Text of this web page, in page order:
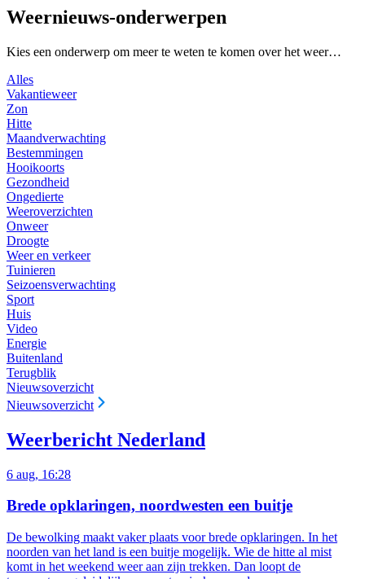
Weernieuws-onderwerpen
Kies een onderwerp om meer te weten te komen over het weer…
Alles
Vakantieweer
Zon
Hitte
Maandverwachting
Bestemmingen
Hooikoorts
Gezondheid
Ongedierte
Weeroverzichten
Onweer
Droogte
Weer en verkeer
Tuinieren
Seizoensverwachting
Sport
Huis
Video
Energie
Buitenland
Terugblik
Nieuwsoverzicht
Nieuwsoverzicht
Weerbericht Nederland
6 aug, 16:28
Brede opklaringen, noordwesten een buitje
De bewolking maakt vaker plaats voor brede opklaringen. In het
noorden van het land is een buitje mogelijk. Wie de hitte al mist
komt in het weekend weer aan zijn trekken. Dan loopt de